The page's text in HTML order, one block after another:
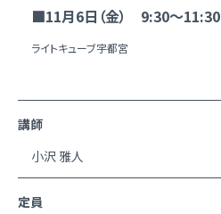
■11月6日（金） 9:30～11:30
ライトキューブ宇都宮
講師
小沢 雅人
定員